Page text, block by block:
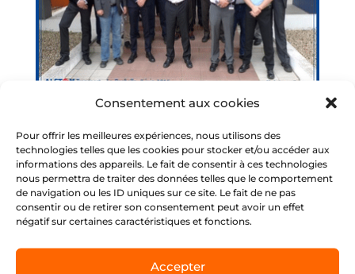
Consentement aux cookies
Pour offrir les meilleures expériences, nous utilisons des
technologies telles que les cookies pour stocker et/ou accéder aux
informations des appareils. Le fait de consentir à ces technologies
nous permettra de traiter des données telles que le comportement
de navigation ou les ID uniques sur ce site. Le fait de ne pas
consentir ou de retirer son consentement peut avoir un effet
négatif sur certaines caractéristiques et fonctions.
Accepter
Alstom
Nouvelle journée d’échange et de partage
autour d’un thème qui nous passionne tous : le
Lean et l’excellence opérationnelle ! Les 3 juin
dernier a eu lieu une nouvelle rencontre
acteurs importants de la...